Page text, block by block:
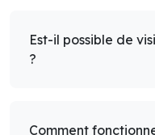
Est-il possible de
?
Comment